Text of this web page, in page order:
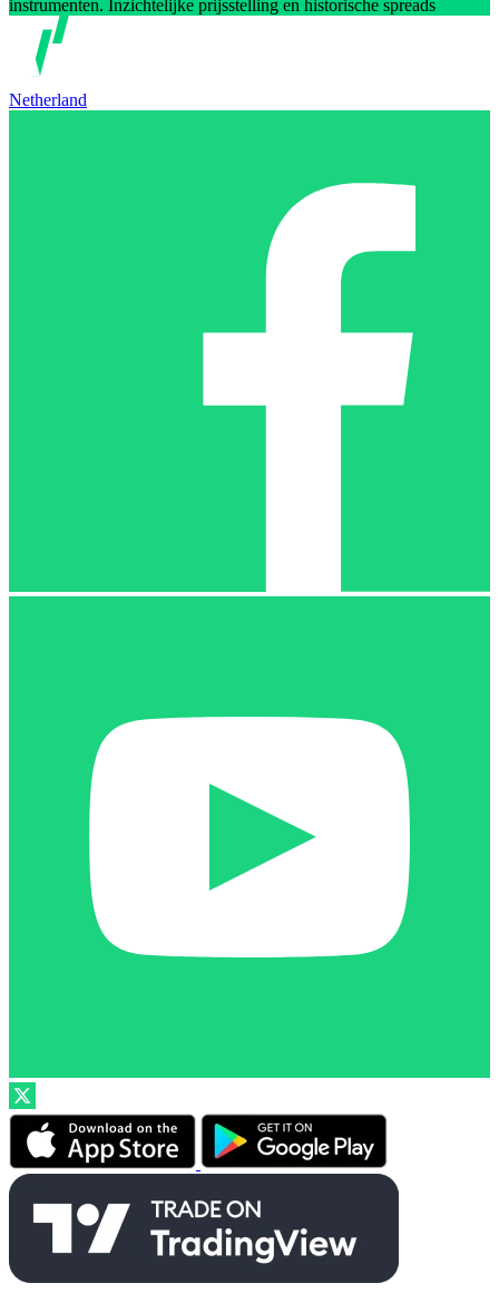
instrumenten. Inzichtelijke prijsstelling en historische spreads
Netherland